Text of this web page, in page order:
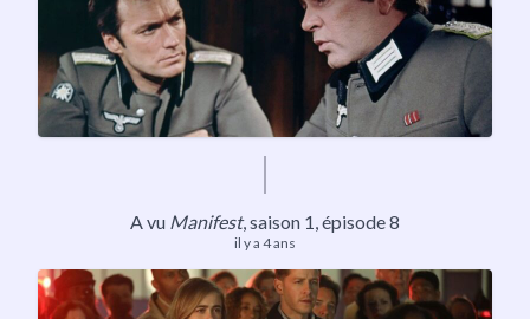
A vu Manifest,saison 1, épisode 8
il y a 4 ans